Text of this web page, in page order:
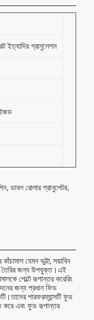
ইত্যাদির গ্রানুলেশন
ডাবল রোলার গ্রানুলেটর,
যেমন ভুট্টা, সয়াবিন
তৈরির জন্য উপযুক্ত।এই
পেল্টে রূপান্তর করেরিং
জন্য প্রধান ফিড
পারফরম্যান্সটি ফুড
করে এবং ফুড রূপান্তর